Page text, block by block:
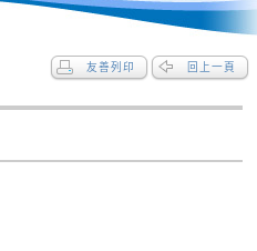
友善列印 回上一頁